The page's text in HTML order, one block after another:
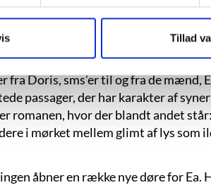
Tillad
i debutromanen dialogen, der
op. Den episke fortælling brydes af
skiller sig ud fra resten af teksten:
et ’Knus mor’ og en hjerteemoji.
fra Doris, sms’er til og fra de mænd,
passager, der har karakter af
romanen, hvor der blandt andet
i mørket mellem glimt af lys som
åbner en række nye døre for Ea.